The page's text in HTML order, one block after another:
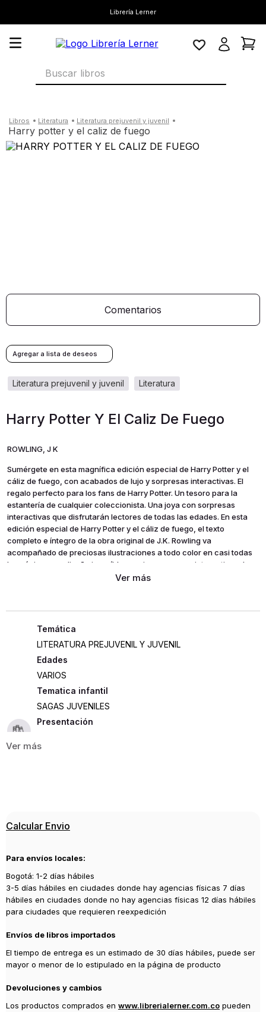
Librería Lerner
Buscar libros
literatura literatura prejuvenil y juvenil
harry potter y el caliz de fuego
Comentarios
literatura
literatura prejuvenil y juvenil
Harry Potter Y El Caliz De Fuego
ROWLING, J K
Sumérgete en esta magnífica edición especial de Harry Potter y el
cáliz de fuego, con acabados de lujo y sorpresas interactivas. El
regalo perfecto para los fans de Harry Potter. Un tesoro para la
estantería de cualquier coleccionista. Una joya con sorpresas
interactivas que disfrutarán lectores de todas las edades. En esta
edición especial de Harry Potter y el cáliz de fuego, el texto
completo e íntegro de la obra original de J.K. Rowling va
acompañado de preciosas ilustraciones a todo color en casi todas
las páginas, un diseño increíble y varias sorpresas interactivas de
ingeniería en papel. Las ediciones ilustradas interactivas han
Karl James Mountford da vida al cuarto volumen de la saga con sus
maravillosas ilustraciones. Una nueva forma de vivir la magia de la
enfrentarse a la Marca Tenebrosa
LITERATURA PREJUVENIL Y JUVENIL
Edades
VARIOS
Tematica infantil
SAGAS JUVENILES
Presentación
SALAMANDRA
2025
Calcular Envio
Para envíos locales:
Bogotá: 1-2 días hábiles
3-5 días hábiles en ciudades donde hay agencias físicas 7 días
hábiles en ciudades donde no hay agencias físicas 12 días hábiles
para ciudades que requieren reexpedición
Envíos de libros importados
El tiempo de entrega es un estimado de 30 días hábiles, puede ser
mayor o menor de lo estipulado en la página de producto
Devoluciones y cambios
Los productos comprados en www.librerialerner.com.co pueden